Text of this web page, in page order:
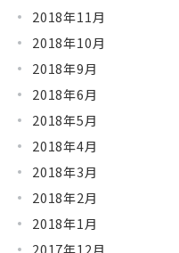
2018年11月
2018年10月
2018年9月
2018年6月
2018年5月
2018年4月
2018年3月
2018年2月
2018年1月
2017年12月